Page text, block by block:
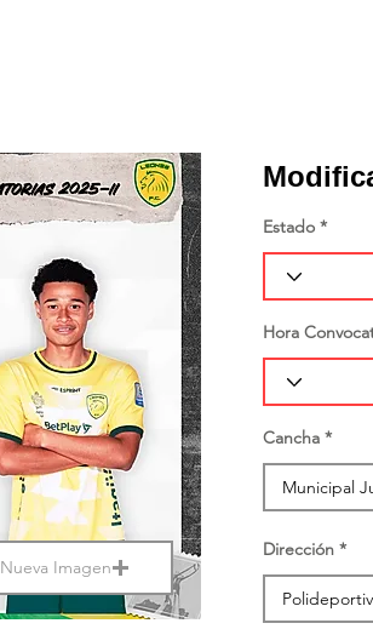
Nueva Imagen
Estado
Hora
Cancha
Dirección